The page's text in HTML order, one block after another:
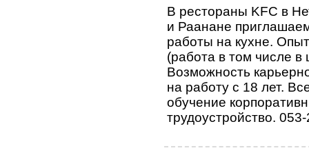
В рестораны KFC в
и Раанане
работы на кухне.
(работа в том числе в
Возможность
на работу с 18 лет.
обучение
трудоустройство.